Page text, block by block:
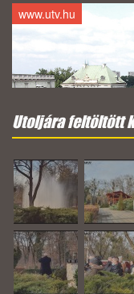
www.utv.hu
Utoljára feltöltött